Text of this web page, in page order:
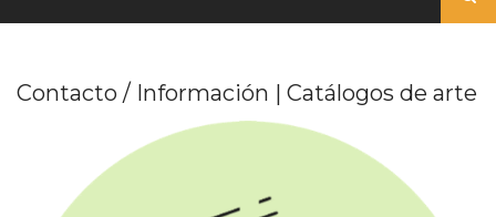
Contacto / Información | Catálogos de arte